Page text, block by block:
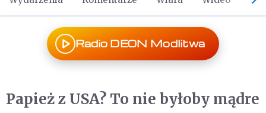
Radio DEON Modlitwa
Papież z USA? To nie byłoby mądre